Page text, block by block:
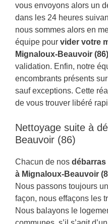
vous envoyons alors un
dans les 24 heures
nous sommes alors en
équipe pour vider votre
Mignaloux-Beauvoir (86)
validation. Enfin, notre
encombrants présents
sauf exceptions. Cette
de vous trouver libéré
Nettoyage suite à
Beauvoir (86)
Chacun de nos débarras
à Mignaloux-Beauvoir
Nous passons toujours
façon, nous effaçons les
Nous balayons le